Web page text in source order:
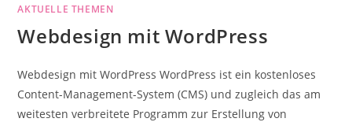
AKTUELLE THEMEN
Webdesign mit WordPress
Webdesign mit WordPress WordPress ist ein kostenloses
Content-Management-System (CMS) und zugleich das am
weitesten verbreitete Programm zur Erstellung von